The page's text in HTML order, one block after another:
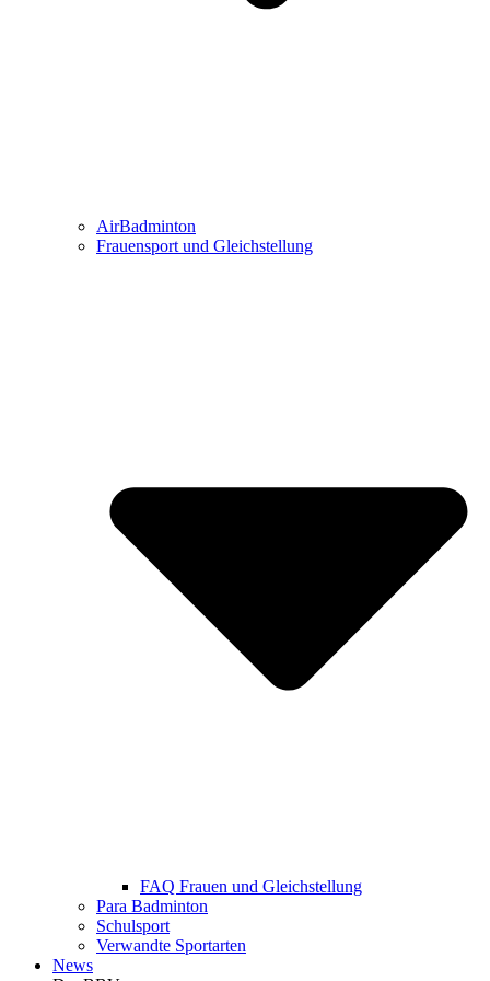
AirBadminton
Frauensport und Gleichstellung
FAQ Frauen und Gleichstellung
Para Badminton
Schulsport
Verwandte Sportarten
News